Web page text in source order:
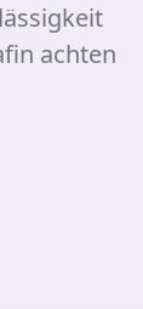
achten